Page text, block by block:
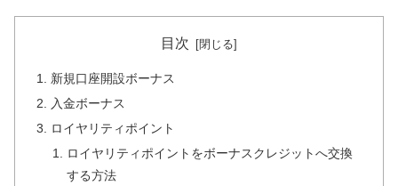
目次
新規口座開設ボーナス
入金ボーナス
ロイヤリティポイント
ロイヤリティポイントをボーナスクレジットへ交換
する方法